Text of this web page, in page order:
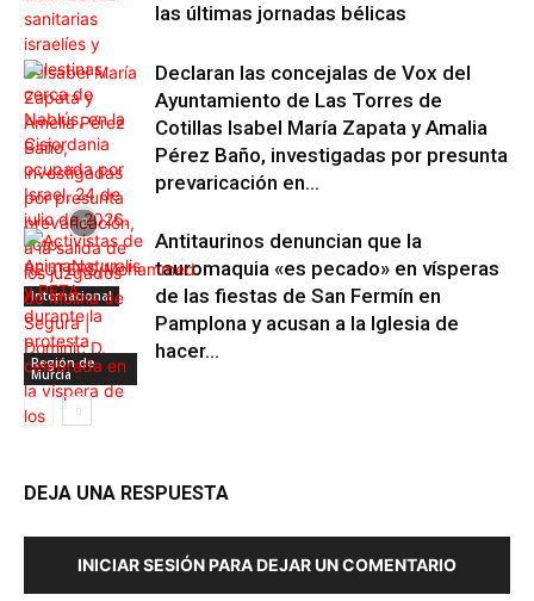
Internacional
las últimas jornadas bélicas
Región de
Murcia
Declaran las concejalas de Vox del
Ayuntamiento de Las Torres de
Cotillas Isabel María Zapata y Amalia
Pérez Baño, investigadas por presunta
prevaricación en...
Antitaurinos denuncian que la
tauromaquia «es pecado» en vísperas
de las fiestas de San Fermín en
Pamplona y acusan a la Iglesia de
hacer...
DEJA UNA RESPUESTA
INICIAR SESIÓN PARA DEJAR UN COMENTARIO